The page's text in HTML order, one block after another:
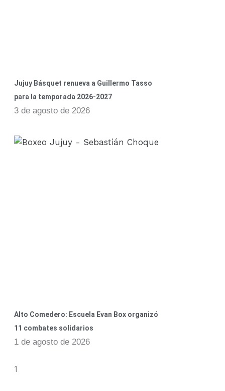
Jujuy Básquet renueva a Guillermo Tasso
para la temporada 2026-2027
3 de agosto de 2026
Alto Comedero: Escuela Evan Box organizó
11 combates solidarios
1 de agosto de 2026